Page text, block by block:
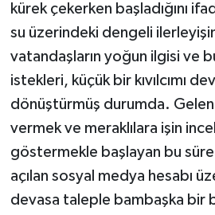
kürek çekerken başladığını
su üzerindeki dengeli
vatandaşların yoğun ilgisi ve
istekleri, küçük bir kıvılcımı
dönüştürmüş durumda. Gelen
vermek ve meraklılara işin
göstermekle başlayan bu
açılan sosyal medya hesabı
devasa taleple bambaşka bir